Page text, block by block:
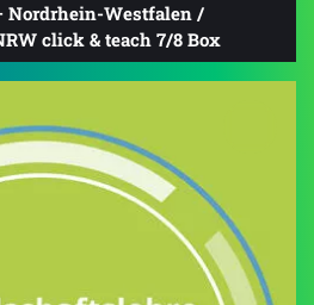
Nordrhein-Westfalen /
click & teach 7/8 Box